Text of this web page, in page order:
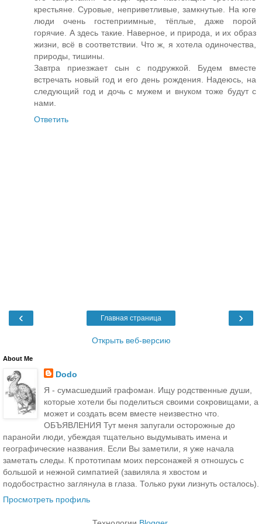
крестьяне. Суровые, неприветливые, замкнутые. На юге
люди очень гостеприимные, тёплые, даже порой
горячие. А здесь такие. Наверное, и природа, и их образ
жизни, всё в соответствии. Что ж, я хотела одиночества,
природы, тишины.
Завтра приезжает сын с подружкой. Будем вместе
встречать новый год и его день рождения. Надеюсь, на
следующий год и дочь с мужем и внуком тоже будут с
нами.
Ответить
‹ ›
Главная страница
Открыть веб-версию
About Me
Dodo
Я - сумасшедший графоман. Ищу родственные души,
которые хотели бы поделиться своими сокровищами, а
может и создать всем вместе неизвестно что.
ОБЪЯВЛЕНИЯ Тут меня запугали осторожные до
паранойи люди, убеждая тщательно выдумывать имена и
географические названия. Если Вы заметили, я уже начала
заметать следы. К прототипам моих персонажей я отношусь с
большой и нежной симпатией (завиляла я хвостом и
подобострастно заглянула в глаза. Только руки лизнуть осталось).
Просмотреть профиль